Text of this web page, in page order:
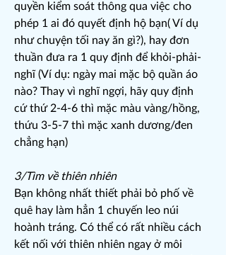
quyền kiểm soát thông qua việc cho
phép 1 ai đó quyết định hộ bạn( Ví dụ
như chuyện tối nay ăn gì?), hay đơn
thuần đưa ra 1 quy định để khỏi-phải-
nghĩ (Ví dụ: ngày mai mặc bộ quần áo
nào? Thay vì nghĩ ngợi, hãy quy định
cứ thứ 2-4-6 thì mặc màu vàng/hồng,
thứu 3-5-7 thì mặc xanh dương/đen
chẳng hạn)
3/Tìm về thiên nhiên
Bạn không nhất thiết phải bỏ phố về
quê hay làm hẳn 1 chuyến leo núi
hoành tráng. Có thể có rất nhiều cách
kết nối với thiên nhiên ngay ở môi